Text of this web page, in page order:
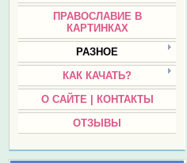
ПРАВОСЛАВИЕ В
КАРТИНКАХ
РАЗНОЕ
КАК КАЧАТЬ?
О САЙТЕ | КОНТАКТЫ
ОТЗЫВЫ